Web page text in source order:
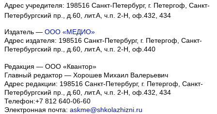
Адрес учредителя: 198516 Санкт-Петербург, г. Петергоф, Санкт-
Петербургский пр., д.60, лит.А, ч.п. 2-Н, оф.432, 434
Издатель — ООО «МЕДИО»
Адрес издателя: 198516 Санкт-Петербург, г. Петергоф, Санкт-
Петербургский пр., д.60, лит.А, ч.п. 2-Н, оф.440
Редакция — ООО «Квантор»
Главный редактор — Хорошев Михаил Валерьевич
Адрес редакции: 198516 Санкт-Петербург, г. Петергоф Санкт-
Петербургский пр., д.60, лит.А, ч.п. 2-Н, оф.432, 434
Телефон:+7 812 640-06-60
Электронная почта: askme@shkolazhizni.ru